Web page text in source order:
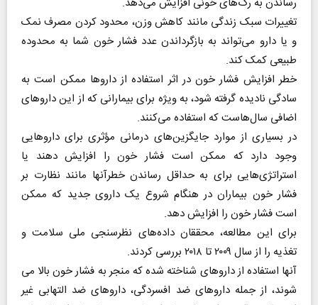
تغییرات سبک زندگی مانند کاهش وزن، محدود کردن مصرف نمک
و یا دارو می‌تواند به بازگرداندن عدد فشار خون شما به محدوده
طبیعی کمک کند.
خطر افزایش فشار خون در اثر استفاده از داروها ممکن است به
سادگی نادیده گرفته شود، به ویژه برای بیمارانی که از این داروهای
اضافی سال‌هاست که استفاده می‌کنند.
در بسیاری از موارد جایگزین‌های درمانی مؤثری برای داروهایی
وجود دارد که ممکن است فشار خون را افزایش دهند یا
استراتژی‌هایی برای به حداقل رساندن خطرآنها مانند نظارت بر
فشار خون بیماران در هنگام شروع یک داروی جدید که ممکن
است فشار خون را افزایش دهد.
برای این مطالعه، محققان داده‌های نظرسنجی ملی سلامت و
تغذیه را از سال ۲۰۰۹ تا ۲۰۱۸ بررسی کردند.
آنها استفاده از داروهای شناخته شده که منجر به فشار خون بالا می
شوند، از جمله داروهای ضد افسردگی، داروهای ضد التهابی غیر